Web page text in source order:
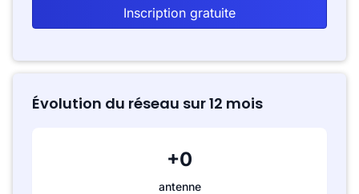
Inscription gratuite
Évolution du réseau sur 12 mois
+0
antenne